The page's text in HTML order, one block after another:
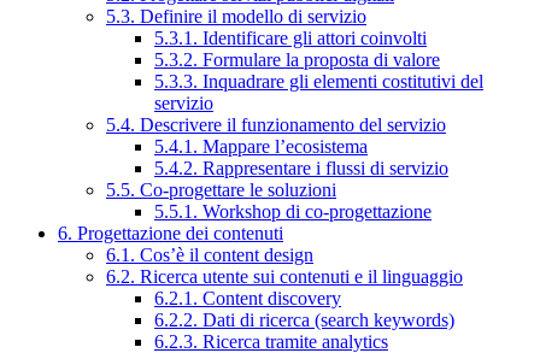
5.3. Definire il modello di servizio
5.3.1. Identificare gli attori coinvolti
5.3.2. Formulare la proposta di valore
5.3.3. Inquadrare gli elementi costitutivi del
servizio
5.4. Descrivere il funzionamento del servizio
5.4.1. Mappare l’ecosistema
5.4.2. Rappresentare i flussi di servizio
5.5. Co-progettare le soluzioni
5.5.1. Workshop di co-progettazione
6. Progettazione dei contenuti
6.1. Cos’è il content design
6.2. Ricerca utente sui contenuti e il linguaggio
6.2.1. Content discovery
6.2.2. Dati di ricerca (search keywords)
6.2.3. Ricerca tramite analytics